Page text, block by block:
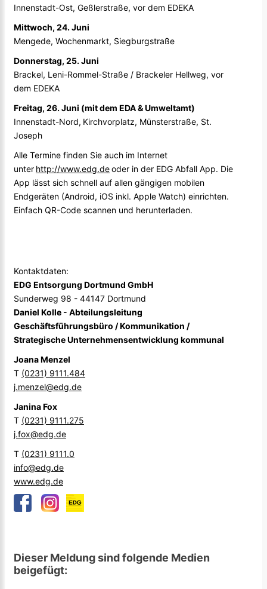
Innenstadt-Ost, Geßlerstraße, vor dem EDEKA
Mittwoch, 24. Juni
Mengede, Wochenmarkt, Siegburgstraße
Donnerstag, 25. Juni
Brackel, Leni-Rommel-Straße / Brackeler Hellweg, vor
dem EDEKA
Freitag, 26. Juni (mit dem EDA & Umweltamt)
Innenstadt-Nord, Kirchvorplatz, Münsterstraße, St.
Joseph
Alle Termine finden Sie auch im Internet
unter http://www.edg.deoder in der EDG Abfall App. Die
App lässt sich schnell auf allen gängigen mobilen
Endgeräten (Android, iOS inkl. Apple Watch) einrichten.
Einfach QR-Code scannen und herunterladen.
Kontaktdaten:
EDG Entsorgung Dortmund GmbH
Sunderweg 98 - 44147 Dortmund
Daniel Kolle - Abteilungsleitung
Geschäftsführungsbüro / Kommunikation /
Strategische Unternehmensentwicklung kommunal
Joana Menzel
T (0231) 9111.484
j.menzel@edg.de
Janina Fox
T (0231) 9111.275
j.fox@edg.de
T (0231) 9111.0
info@edg.de
www.edg.de
Dieser Meldung sind folgende Medien
beigefügt: